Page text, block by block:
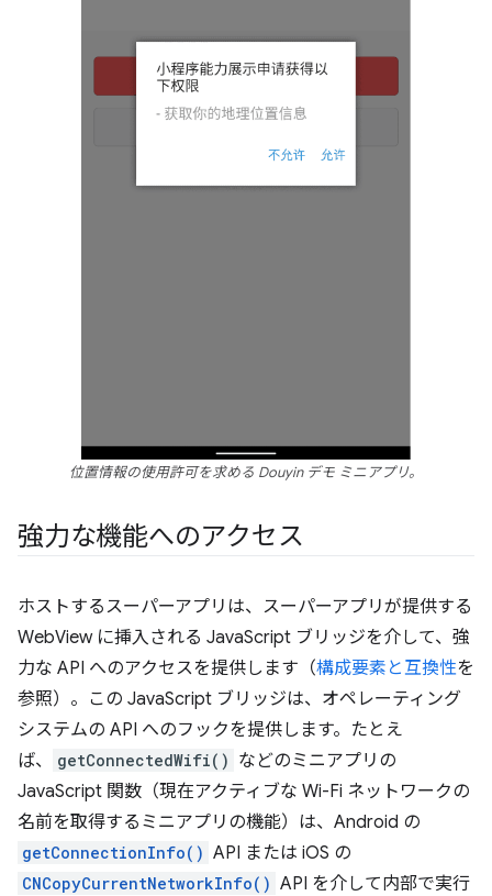
位置情報の使用許可を求める Douyin デモ ミニアプリ。
強力な機能へのアクセス
ホストするスーパーアプリは、スーパーアプリが提供する
WebView に挿入される JavaScript ブリッジを介して、強
力な API へのアクセスを提供します（構成要素と互換性を
参照）。この JavaScript ブリッジは、オペレーティング
システムの API へのフックを提供します。たとえ
ば、
getConnectedWifi() などのミニアプリの
JavaScript 関数（現在アクティブな Wi-Fi ネットワークの
名前を取得するミニアプリの機能）は、Android の
getConnectionInfo() API または iOS の
CNCopyCurrentNetworkInfo() API を介して内部で実行